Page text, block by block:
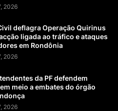
2026
deflagra Operação Quirinus
ligada ao tráfico e ataques
em Rondônia
2026
da PF defendem
meio a embates do órgão
2026